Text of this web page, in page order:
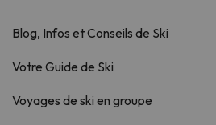
Blog, Infos et Conseils de Ski
Votre Guide de Ski
Voyages de ski en groupe